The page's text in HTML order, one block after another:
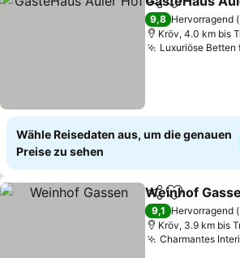
TeilenZu
9,8 Hervorragend
Kröv, 4.0 km bis
Luxuriöse
Wähle Reisedaten aus, um die genauen
Preise zu sehen
TeilenZu
Weinhof
9,1 Hervorragend
Kröv, 3.9 km bis
Charmantes